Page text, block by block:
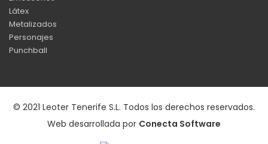
Látex
Metalizados
Personajes
Punchball
© 2021 Leoter Tenerife S.L. Todos los derechos reservados.
Web desarrollada por Conecta Software